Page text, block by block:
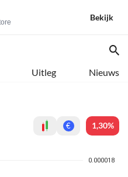
Bekijk
Uitleg Nieuws
€ 1,30%